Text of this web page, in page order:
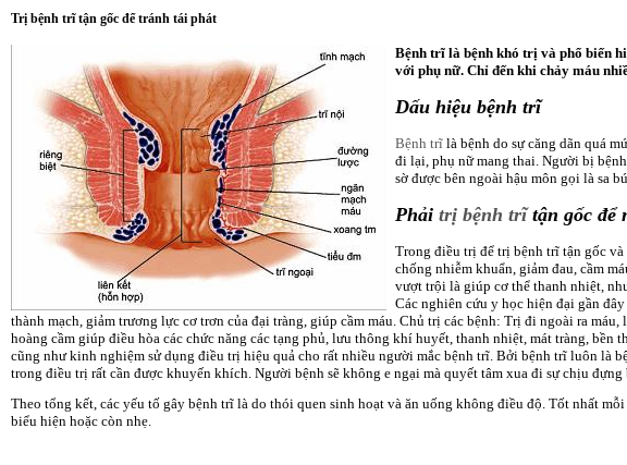
Trị bệnh trĩ tận gốc để tránh tái phát
Bệnh trĩ là bệnh khó trị và phổ biến
với phụ nữ. Chỉ đến khi chảy máu
Dấu hiệu bệnh trĩ
Bệnh trĩ là bệnh do sự căng dãn quá
đi lại, phụ nữ mang thai. Người bị
sờ được bên ngoài hậu môn gọi là sa
Phải trị bệnh trĩtận gốc để
Trong điều trị để trị bệnh trĩ tận gốc
chống nhiễm khuẩn, giảm đau, cầm
vượt trội là giúp cơ thể thanh nhiệt,
Các nghiên cứu y học hiện đại gần
thành mạch, giảm trương lực cơ trơn của đại tràng, giúp cầm máu. Chủ trị các bệnh: Trị đi ngoài ra
hoàng cầm giúp điều hòa các chức năng các tạng phủ, lưu thông khí huyết, thanh nhiệt, mát tràng,
cũng như kinh nghiệm sử dụng điều trị hiệu quả cho rất nhiều người mắc bệnh trĩ. Bởi bệnh trĩ luôn là
trong điều trị rất cần được khuyến khích. Người bệnh sẽ không e ngại mà quyết tâm xua đi sự chịu đựng
Theo tổng kết, các yếu tố gây bệnh trĩ là do thói quen sinh hoạt và ăn uống không điều độ. Tốt nhất
biểu hiện hoặc còn nhẹ.